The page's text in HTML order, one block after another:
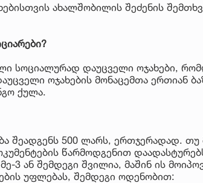
ახალშობილის შეძენის
სოციალურად დაუცველი ოჯახები,
ოჯახების მონაცემთა ერთიან
ქულა.
შეადგენს 500 ლარს, ერთჯერადად. თუ
წარმოდგენით
3 ან შემდეგი შვილია, მაშინ ის
უფლებას, შემდეგი ოდენობით: